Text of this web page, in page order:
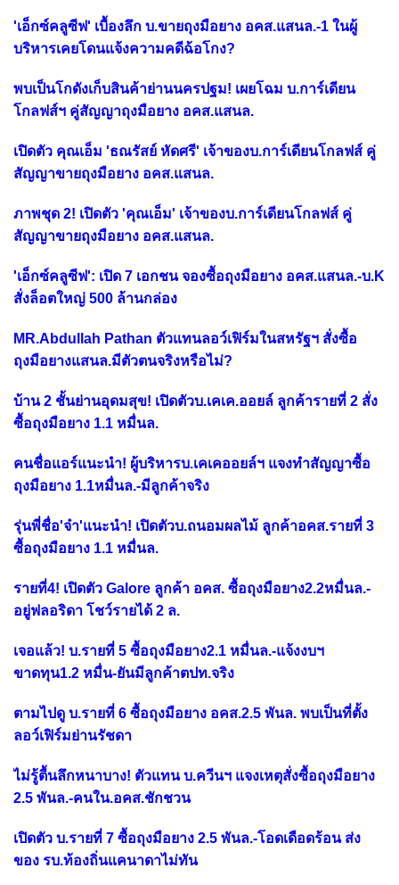
'เอ็กซ์คลูซีฟ' เบื้องลึก บ.ขายถุงมือยาง อคส.แสนล.-1 ในผู้
บริหารเคยโดนแจ้งความคดีฉ้อโกง?
พบเป็นโกดังเก็บสินค้าย่านนครปฐม! เผยโฉม บ.การ์เดียน
โกลฟส์ฯ คู่สัญญาถุงมือยาง อคส.แสนล.
เปิดตัว คุณเอ็ม 'ธณรัสย์ หัดศรี' เจ้าของบ.การ์เดียนโกลฟส์ คู่
สัญญาขายถุงมือยาง อคส.แสนล.
ภาพชุด 2! เปิดตัว 'คุณเอ็ม' เจ้าของบ.การ์เดียนโกลฟส์ คู่
สัญญาขายถุงมือยาง อคส.แสนล.
'เอ็กซ์คลูซีฟ': เปิด 7 เอกชน จองซื้อถุงมือยาง อคส.แสนล.-บ.K
สั่งล็อตใหญ่ 500 ล้านกล่อง
MR.Abdullah Pathan ตัวแทนลอว์เฟิร์มในสหรัฐฯ สั่งซื้อ
ถุงมือยางแสนล.มีตัวตนจริงหรือไม่?
บ้าน 2 ชั้นย่านอุดมสุข! เปิดตัวบ.เคเค.ออยล์ ลูกค้ารายที่ 2 สั่ง
ซื้อถุงมือยาง 1.1 หมื่นล.
คนชื่อแอร์แนะนำ! ผู้บริหารบ.เคเคออยล์ฯ แจงทำสัญญาซื้อ
ถุงมือยาง 1.1หมื่นล.-มีลูกค้าจริง
รุ่นพี่ชื่อ'จ๋า'แนะนำ! เปิดตัวบ.ถนอมผลไม้ ลูกค้าอคส.รายที่ 3
ซื้อถุงมือยาง 1.1 หมื่นล.
รายที่4! เปิดตัว Galore ลูกค้า อคส. ซื้อถุงมือยาง2.2หมื่นล.-
อยู่ฟลอริดา โชว์รายได้ 2 ล.
เจอแล้ว! บ.รายที่ 5 ซื้อถุงมือยาง2.1 หมื่นล.-แจ้งงบฯ
ขาดทุน1.2 หมื่น-ยันมีลูกค้าตปท.จริง
ตามไปดู บ.รายที่ 6 ซื้อถุงมือยาง อคส.2.5 พันล. พบเป็นที่ตั้ง
ลอว์เฟิร์มย่านรัชดา
ไม่รู้ตื้นลึกหนาบาง! ตัวแทน บ.ควีนฯ แจงเหตุสั่งซื้อถุงมือยาง
2.5 พันล.-คนใน.อคส.ชักชวน
เปิดตัว บ.รายที่ 7 ซื้อถุงมือยาง 2.5 พันล.-โอดเดือดร้อน ส่ง
ของ รบ.ท้องถิ่นแคนาดาไม่ทัน